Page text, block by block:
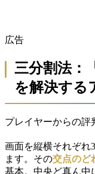
広告
三分割法：
を解決する
プレイヤーからの評
画面を縦横それぞれ
ます。その交点のど
基本。中央ど真ん中